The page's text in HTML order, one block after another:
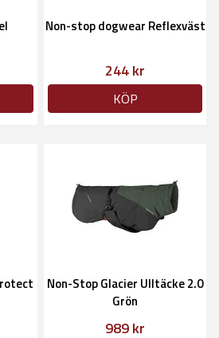
Non-stop dogwear Reflexväst
244 kr
KÖP
Non-Stop Glacier Ulltäcke 2.0
Grön
989 kr